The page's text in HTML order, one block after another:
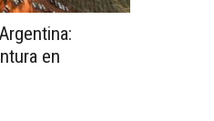
en